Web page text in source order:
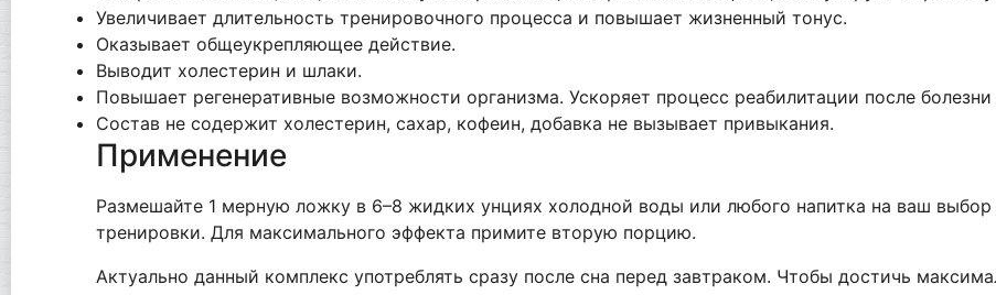
Увеличивает длительность тренировочного процесса и повышает жизненный тонус.
Оказывает общеукрепляющее действие.
Выводит холестерин и шлаки.
Повышает регенеративные возможности организма. Ускоряет процесс реабилитации после
Состав не содержит холестерин, сахар, кофеин, добавка не вызывает привыкания.
Применение
Размешайте 1 мерную ложку в 6–8 жидких унциях холодной воды или любого напитка на ваш
тренировки. Для максимального эффекта примите вторую порцию.
Актуально данный комплекс употреблять сразу после сна перед завтраком. Чтобы достичь